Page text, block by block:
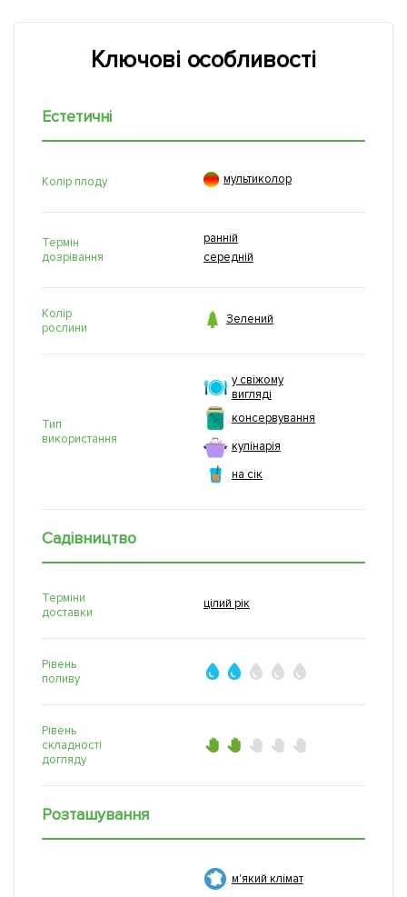
Ключові особливості
Естетичні
Колір плоду  мультиколор
Термін
дозрівання
ранній
середній
Колір
рослини
 Зелений
Тип
використання
у свіжому
вигляді
консервування
кулінарія
на сік
Садівництво
Терміни
доставки
цілий рік
Рівень
поливу
Рівень
складності
догляду
Розташування
м'який клімат